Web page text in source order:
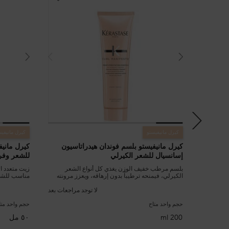
كيرل مانيفيستو بلسم فوندان هيدراتاسيون
إسانسيال للشعر الكيرلي
بلسم مرطب خفيف الوزن يغذي كل أنواع الشعر
الكيرلي، فيمنحه ترطيباً بدون إرهاقه، ويعزز مرونته
لا توجد مراجعات بعد
حجم واحد متاح
200 ml
كيرل
للشعر
زيت متعدد
للترطيب
حجم واحد
٥٠ مل